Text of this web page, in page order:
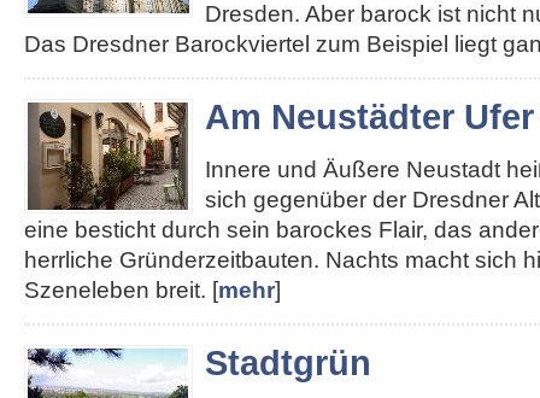
Dresden. Aber barock ist nicht
Das Dresdner Barockviertel zum Beispiel liegt
Am Neustädter Ufer
Innere und Äußere Neustadt
sich gegenüber der Dresdner
eine besticht durch sein barockes Flair, das
herrliche Gründerzeitbauten. Nachts macht sich
Szeneleben breit. [mehr]
Stadtgrün